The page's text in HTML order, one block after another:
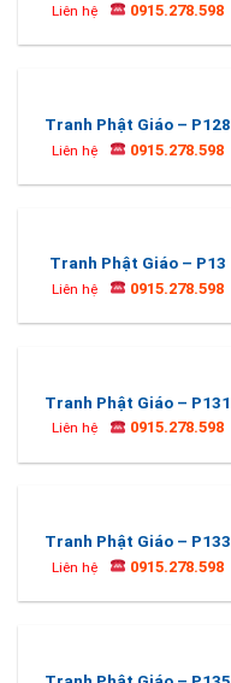
Liên hệ 0915.278.598
Tranh Phật Giáo – P128
Liên hệ 0915.278.598
Tranh Phật Giáo – P13
Liên hệ 0915.278.598
Tranh Phật Giáo – P131
Liên hệ 0915.278.598
Tranh Phật Giáo – P133
Liên hệ 0915.278.598